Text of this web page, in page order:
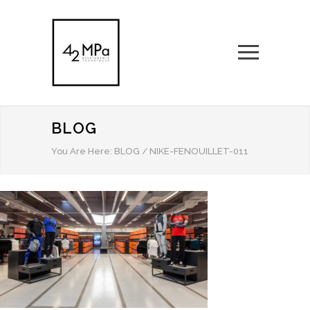
BLOG
You Are Here: BLOG / NIKE-FENOUILLET-011